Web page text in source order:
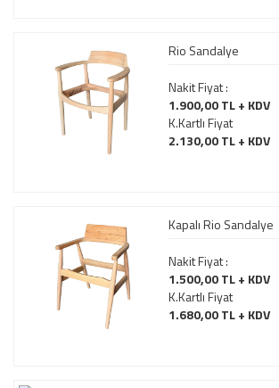
Rio Sandalye
Nakit Fiyat :
1.900,00 TL + KDV
K.Kartlı Fiyat
2.130,00 TL + KDV
Kapalı Rio Sandalye
Nakit Fiyat :
1.500,00 TL + KDV
K.Kartlı Fiyat
1.680,00 TL + KDV